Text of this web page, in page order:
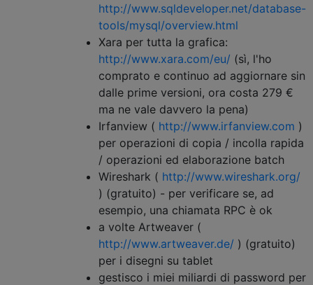
http://www.sqldeveloper.net/database-
tools/mysql/overview.html
Xara per tutta la grafica:
http://www.xara.com/eu/ (sì, l'ho
comprato e continuo ad aggiornare sin
dalle prime versioni, ora costa 279 €
ma ne vale davvero la pena)
Irfanview ( http://www.irfanview.com )
per operazioni di copia / incolla rapida
/ operazioni ed elaborazione batch
Wireshark ( http://www.wireshark.org/
) (gratuito) - per verificare se, ad
esempio, una chiamata RPC è ok
a volte Artweaver (
http://www.artweaver.de/ ) (gratuito)
per i disegni su tablet
gestisco i miei miliardi di password per